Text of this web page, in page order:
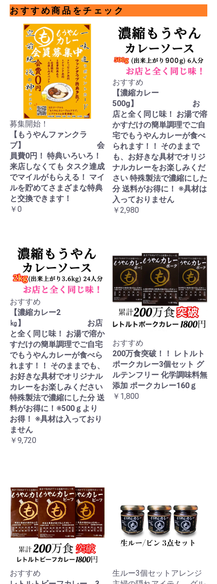
おすすめ商品をチェック
募集開始！
【もうやんファンクラ
ブ】 会
員費0円！ 特典いろいろ！
来店しなくても タスク達成
でマイルがもらえる！ マイ
ルを貯めてさまざまな特典
と交換できます！
￥0
おすすめ
【濃縮カレー
500g】 お
店と全く同じ味！ お湯で溶
かすだけの簡単調理でご自
宅でもうやんカレーが食べ
られます！！ そのままで
も、お好きな具材でオリジ
ナルカレーをお楽しみくだ
さい 特殊製法で濃縮にした
分 送料がお得に！ ※具材は
入っておりません
￥2,980
おすすめ
【濃縮カレー2
㎏】 お店
と全く同じ味！ お湯で溶か
すだけの簡単調理でご自宅
でもうやんカレーが食べら
れます！！ そのままでも、
お好きな具材でオリジナル
カレーをお楽しみください
特殊製法で濃縮にした分 送
料がお得に！※500ｇより
お得！ ※具材は入っており
ません
￥9,720
おすすめ
200万食突破！！ レトルト
ポークカレー3個セット グ
ルテンフリー 化学調味料無
添加 ポークカレー160ｇ
￥1,800
おすすめ
生ルー3個セットアレンジ